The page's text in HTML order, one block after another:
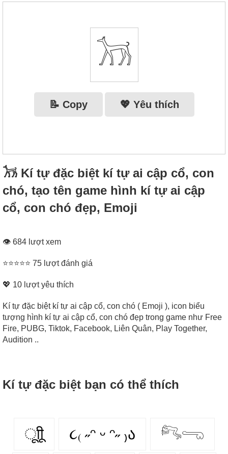
𓃡
📝 Copy 💖 Yêu thích
𓃡 Kí tự đặc biệt kí tự ai cập cổ, con
chó, tạo tên game hình kí tự ai cập
cổ, con chó đẹp, Emoji
👁 684 lượt xem
⭐⭐⭐⭐⭐ 75 lượt đánh giá
💖 10 lượt yêu thích
Kí tự đặc biệt kí tự ai cập cổ, con chó ( Emoji ), icon biểu
tượng hình kí tự ai cập cổ, con chó đẹp trong game như Free
Fire, PUBG, Tiktok, Facebook, Liên Quân, Play Together,
Audition ..
Kí tự đặc biệt bạn có thể thích
ूाीू ૮₍ ˶ᵔ ᵕ ᵔ˶ ₎ა 𓀐𓂸